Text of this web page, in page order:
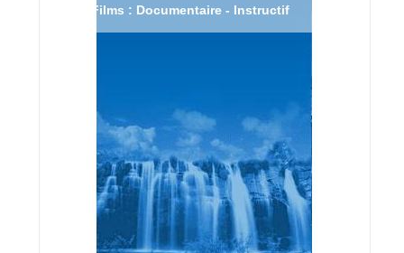
Films : Documentaire - Instructif